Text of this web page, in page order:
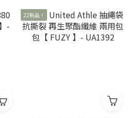
22新品！